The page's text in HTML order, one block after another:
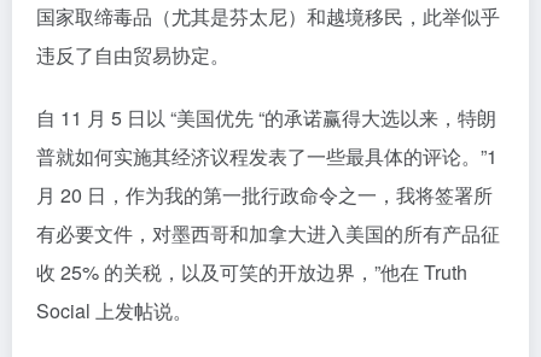
国家取缔毒品（尤其是芬太尼）和越境移民，此举似乎
违反了自由贸易协定。
自 11 月 5 日以 “美国优先 “的承诺赢得大选以来，特朗
普就如何实施其经济议程发表了一些最具体的评论。”1
月 20 日，作为我的第一批行政命令之一，我将签署所
有必要文件，对墨西哥和加拿大进入美国的所有产品征
收 25% 的关税，以及可笑的开放边界，”他在 Truth
Social 上发帖说。